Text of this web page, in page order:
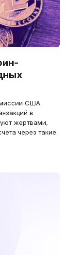
США
в
жертвами,
через такие